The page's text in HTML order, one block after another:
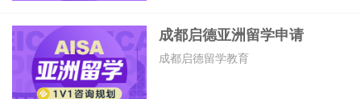
成都启德亚洲留学申请
成都启德留学教育